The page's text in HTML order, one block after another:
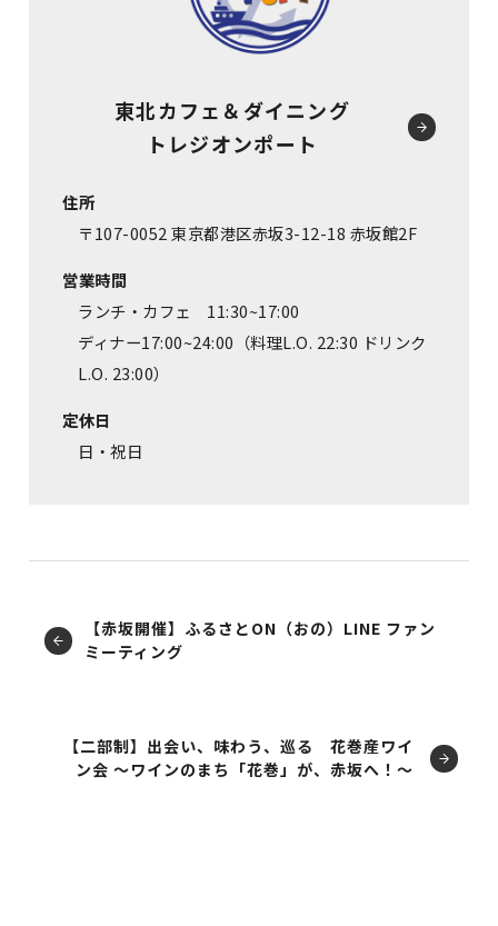
東北カフェ＆ダイニング
トレジオンポート
住所
〒107-0052 東京都港区赤坂3-12-18 赤坂館2F
営業時間
ランチ・カフェ 11:30~17:00
ディナー17:00~24:00（料理L.O. 22:30 ドリンク
L.O. 23:00）
定休日
日・祝日
【赤坂開催】ふるさとON（おの）LINE ファン
ミーティング
【二部制】出会い、味わう、巡る 花巻産ワイ
ン会 ～ワインのまち「花巻」が、赤坂へ！～